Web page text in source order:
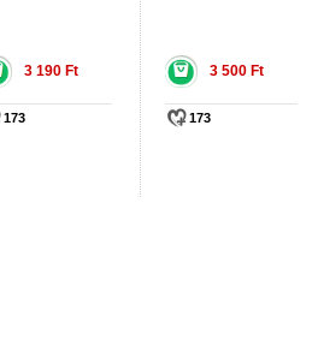
3 190 Ft
173
3 500 Ft
173